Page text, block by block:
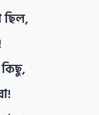
ছিল,